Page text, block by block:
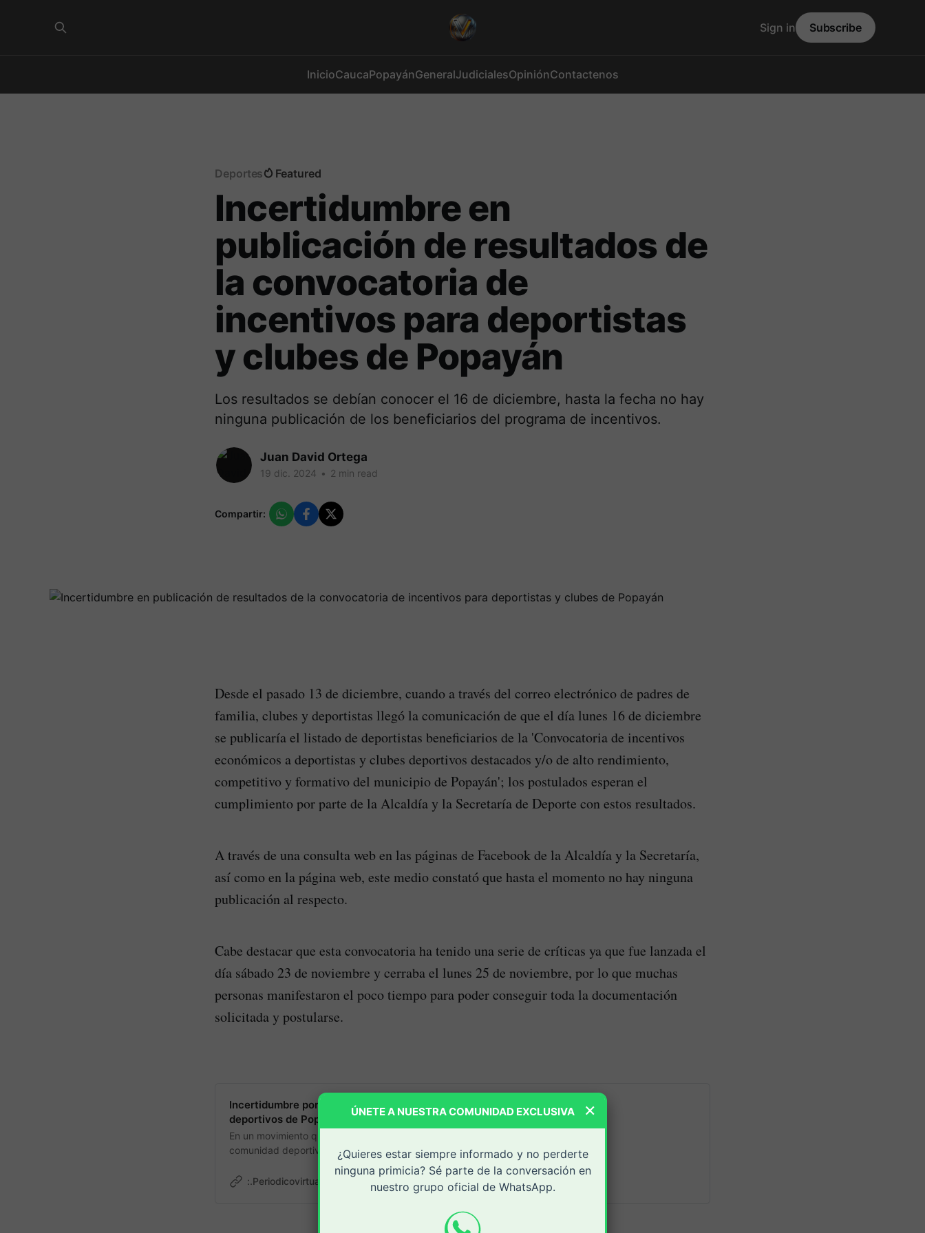
InicioCaucaPopayánGeneralJudicialesOpiniónContactenos
Sign in Subscribe
Deportes Featured
Incertidumbre en
publicación de resultados de
la convocatoria de
incentivos para deportistas
y clubes de Popayán
Los resultados se debían conocer el 16 de diciembre, hasta la fecha no hay
ninguna publicación de los beneficiarios del programa de incentivos.
Juan David Ortega
19 dic. 2024 • 2 min read
Compartir:
Desde el pasado 13 de diciembre, cuando a través del correo electrónico de padres de
familia, clubes y deportistas llegó la comunicación de que el día lunes 16 de diciembre
se publicaría el listado de deportistas beneficiarios de la 'Convocatoria de incentivos
económicos a deportistas y clubes deportivos destacados y/o de alto rendimiento,
competitivo y formativo del municipio de Popayán'; los postulados esperan el
cumplimiento por parte de la Alcaldía y la Secretaría de Deporte con estos resultados.
A través de una consulta web en las páginas de Facebook de la Alcaldía y la Secretaría,
así como en la página web, este medio constató que hasta el momento no hay ninguna
publicación al respecto.
Cabe destacar que esta convocatoria ha tenido una serie de críticas ya que fue lanzada el
día sábado 23 de noviembre y cerraba el lunes 25 de noviembre, por lo que muchas
personas manifestaron el poco tiempo para poder conseguir toda la documentación
solicitada y postularse.
Incertidumbre por convocatoria exprés para estímulos
deportivos de Popayán
En un movimiento que ha generado cuestionamientos entre la
comunidad deportiva de Popayán, la Secretaría de Deporte,
publicó una convocatoria para estímulos por un valor de $1.976
millones.
:.Periodicovirtual.com.: Alexander Casas Prado
×
ÚNETE A NUESTRA COMUNIDAD EXCLUSIVA
¿Quieres estar siempre informado y no perderte
ninguna primicia? Sé parte de la conversación en
nuestro grupo oficial de WhatsApp.